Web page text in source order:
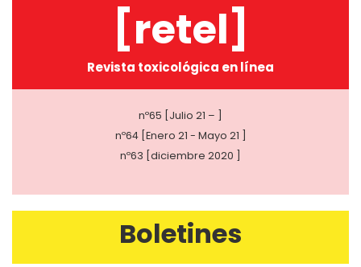
[retel]
Revista toxicológica en línea
nº65 [Julio 21 – ]
nº64 [Enero 21 - Mayo 21 ]
nº63 [diciembre 2020 ]
Boletines